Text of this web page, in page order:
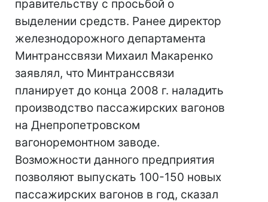
правительству с просьбой о
выделении средств. Ранее директор
железнодорожного департамента
Минтранссвязи Михаил Макаренко
заявлял, что Минтранссвязи
планирует до конца 2008 г. наладить
производство пассажирских вагонов
на Днепропетровском
вагоноремонтном заводе.
Возможности данного предприятия
позволяют выпускать 100-150 новых
пассажирских вагонов в год, сказал